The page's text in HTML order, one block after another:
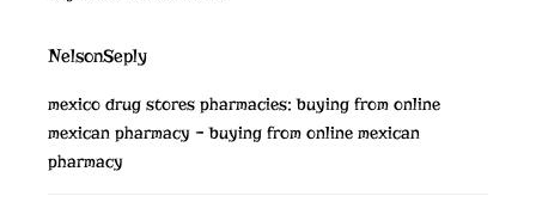
NelsonSeply
mexico drug stores pharmacies:buying from online
mexican pharmacy – buying from online mexican
pharmacy